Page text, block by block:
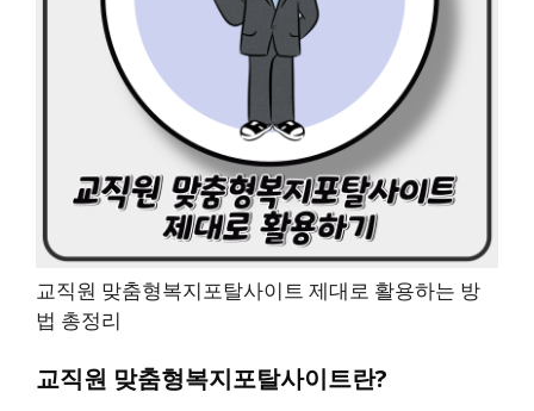
교직원 맞춤형복지포탈사이트 제대로 활용하는 방
법 총정리
교직원 맞춤형복지포탈사이트란?